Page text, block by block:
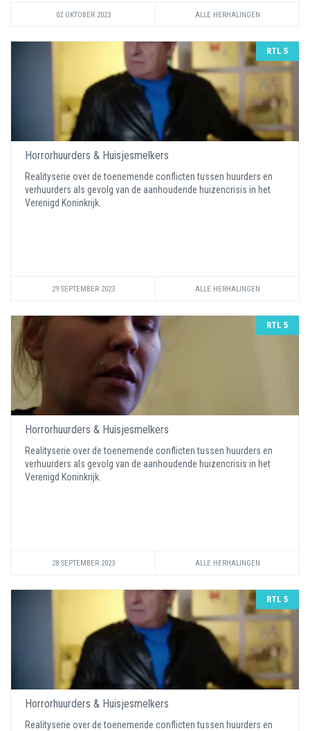
02 OKTOBER 2023 ALLE HERHALINGEN
RTL 5
Horrorhuurders & Huisjesmelkers
Realityserie over de toenemende conflicten tussen huurders en
verhuurders als gevolg van de aanhoudende huizencrisis in het
Verenigd Koninkrijk.
29 SEPTEMBER 2023 ALLE HERHALINGEN
RTL 5
Horrorhuurders & Huisjesmelkers
Realityserie over de toenemende conflicten tussen huurders en
verhuurders als gevolg van de aanhoudende huizencrisis in het
Verenigd Koninkrijk.
28 SEPTEMBER 2023 ALLE HERHALINGEN
RTL 5
Horrorhuurders & Huisjesmelkers
Realityserie over de toenemende conflicten tussen huurders en